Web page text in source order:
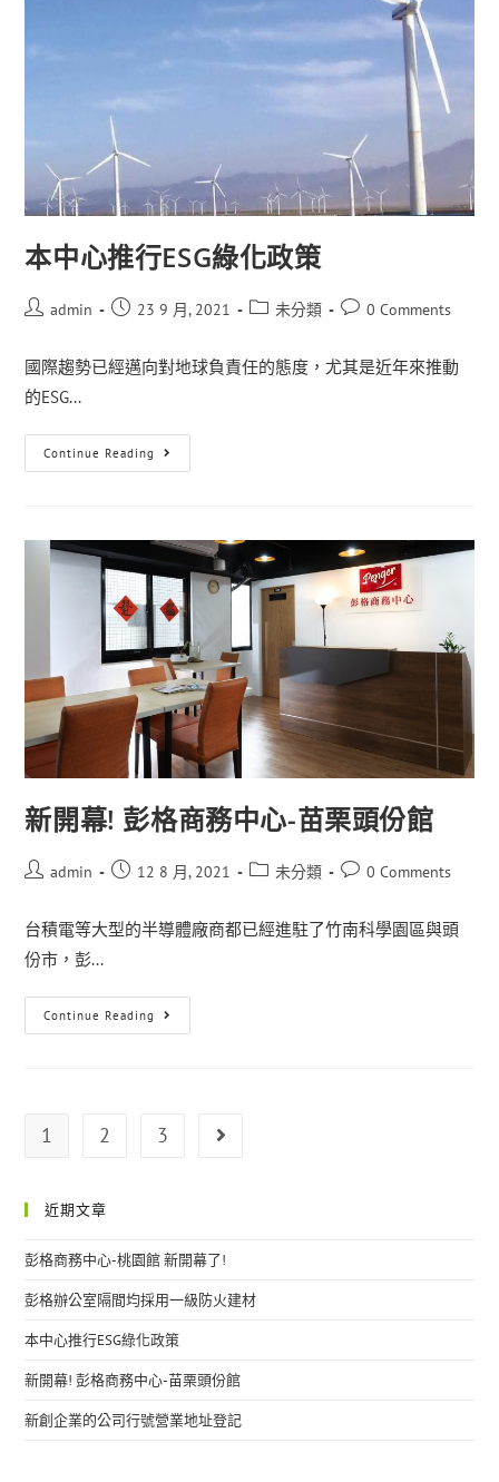
本中心推行ESG綠化政策
admin 23 9 月, 2021 未分類 0 Comments
國際趨勢已經邁向對地球負責任的態度，尤其是近年來推動
的ESG...
Continue Reading
新開幕! 彭格商務中心-苗栗頭份館
admin 12 8 月, 2021 未分類 0 Comments
台積電等大型的半導體廠商都已經進駐了竹南科學園區與頭
份市，彭...
Continue Reading
1 2 3
近期文章
彭格商務中心-桃園館 新開幕了!
彭格辦公室隔間均採用一級防火建材
本中心推行ESG綠化政策
新開幕! 彭格商務中心-苗栗頭份館
新創企業的公司行號營業地址登記